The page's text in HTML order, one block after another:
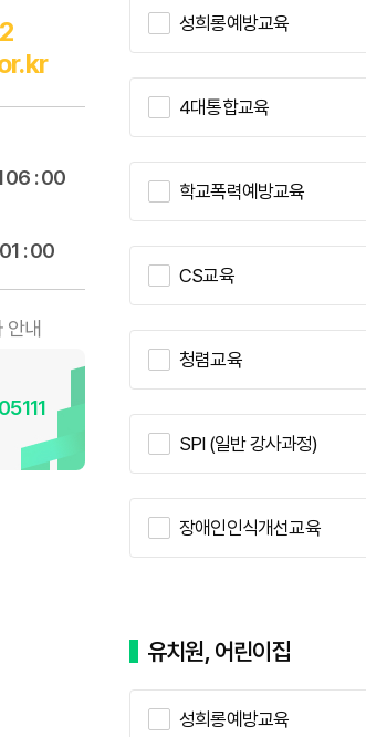
06 : 00
: 00
안내
성희롱예방교육
4대통합교육
학교폭력예방교육
CS교육
청렴교육
SPI (일반 강사과정)
장애인인식개선교육
유치원, 어린이집
성희롱예방교육